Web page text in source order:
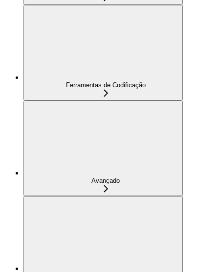
Ferramentas de Codificação
Avançado